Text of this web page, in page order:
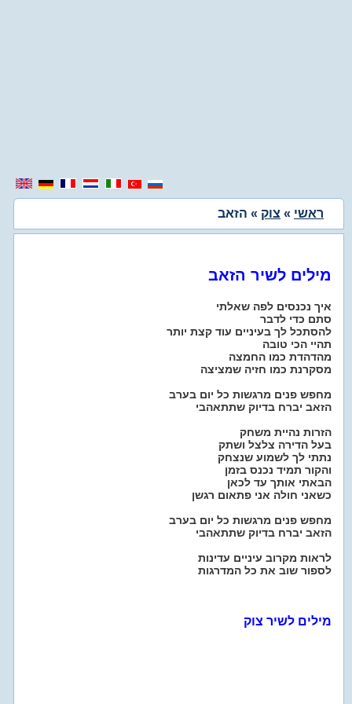
ראשי » צוק » הזאב
מילים לשיר הזאב
איך נכנסים לפה שאלתי
סתם כדי לדבר
להסתכל לך בעיניים עוד קצת יותר
תהיי הכי טובה
מהדהדת כמו החמצה
מסקרנת כמו חזיה שמציצה
מחפש פנים מרגשות כל יום בערב
הזאב יברח בדיוק שתתאהבי
הזרות נהיית משחק
בעל הדירה צלצל ושתק
נתתי לך לשמוע שנצחק
והקור תמיד נכנס בזמן
הבאתי אותך עד לכאן
כשאני חולה אני פתאום רגשן
מחפש פנים מרגשות כל יום בערב
הזאב יברח בדיוק שתתאהבי
לראות מקרוב עיניים עדינות
לספור שוב את כל המדרגות
מילים לשיר צוק